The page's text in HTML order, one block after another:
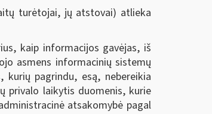
turėtojai, jų atstovai) atlieka
kaip informacijos gavėjas, iš
asmens informacinių sistemų
pagrindu, esą, nebereikia
privalo laikytis duomenis, kurie
atsakomybė pagal